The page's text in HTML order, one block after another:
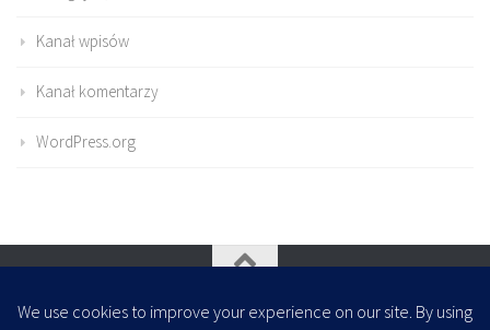
Kanał wpisów
Kanał komentarzy
WordPress.org